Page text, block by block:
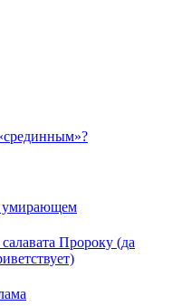
умирающем
Пророку (да